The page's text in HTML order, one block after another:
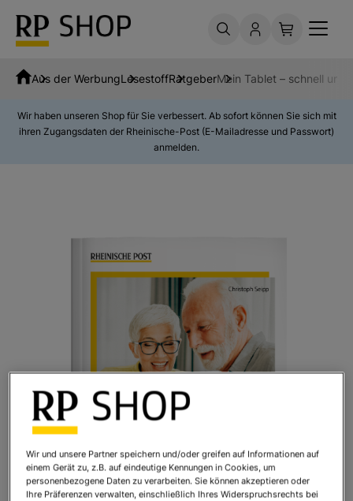
Aus der WerbungLesestoffRatgeberMein Tablet – schnell und
Wir haben unseren Shop für Sie verbessert. Ab sofort können Sie sich mit
ihren Zugangsdaten der Rheinische-Post (E-Mailadresse und Passwort)
anmelden.
Wir und unsere Partner speichern und/oder greifen auf Informationen auf
einem Gerät zu, z.B. auf eindeutige Kennungen in Cookies, um
personenbezogene Daten zu verarbeiten. Sie können akzeptieren oder
Ihre Präferenzen verwalten, einschließlich Ihres Widerspruchsrechts bei